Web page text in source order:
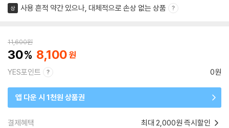
상 사용 흔적 약간 있으나, 대체적으로 손상 없는 상품
11,600원
30 8,100
YES포인트 0원
앱 다운 시 1천원 상품권
결제혜택 최대 2,000원 즉시할인